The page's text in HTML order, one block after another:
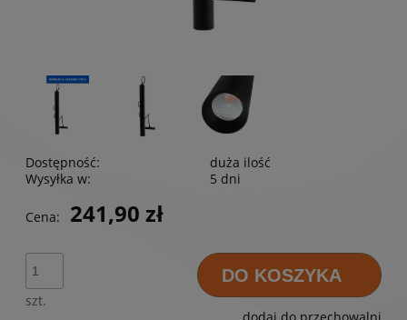
Dostępność:
duża ilość
Wysyłka w:
5 dni
Cena: 241,90 zł
szt.
DO KOSZYKA